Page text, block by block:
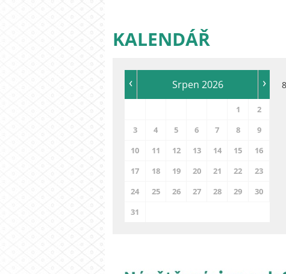
KALENDÁŘ
‹ Srpen 2026 ›
1
2
3
4 5 6 7 8
9
10
11 12 13 14 15
16
17
18 19 20 21 22
23
24
25 26 27 28 29
30
31